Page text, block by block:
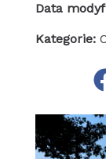
Data
Kategorie: